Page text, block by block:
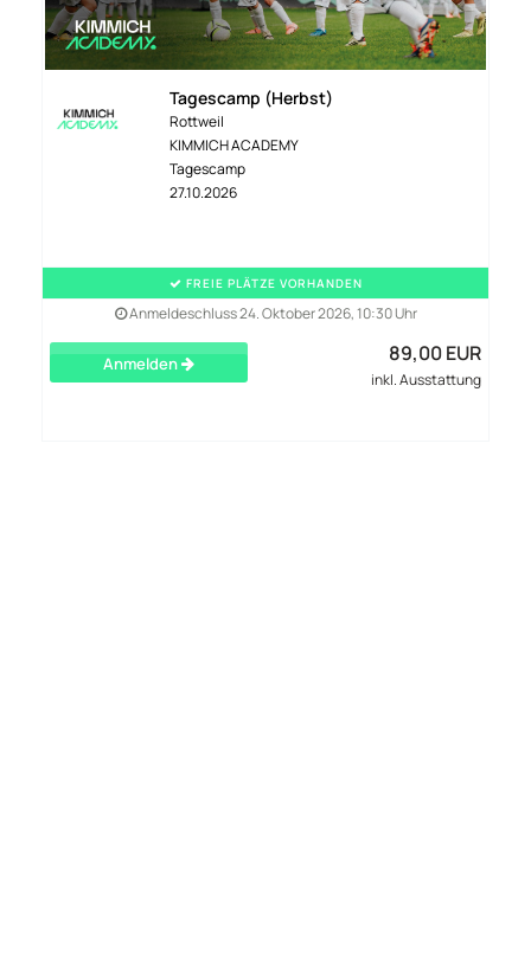
Tagescamp (Herbst)
Rottweil
KIMMICH ACADEMY
Tagescamp
27.10.2026
FREIE PLÄTZE VORHANDEN
Anmeldeschluss 24. Oktober 2026, 10:30 Uhr
Anmelden 89,00 EUR
inkl. Ausstattung